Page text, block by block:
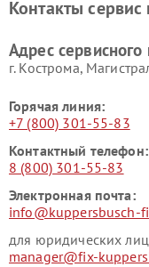
Kuppersbusch
Ремонт сушильных
Контакты сервис
Адрес
г. Кострома,
Горячая линия:
+7 (800) 301-55-83
Контактный телефон:
8 (800) 301-55-83
Электронная почта:
info@kuppersbusch-
для юридических лиц
manager@fix-